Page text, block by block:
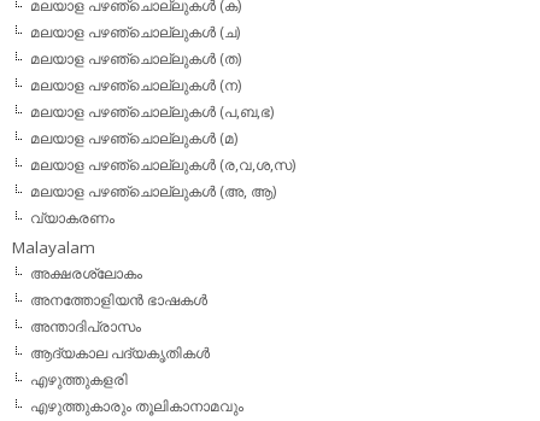
മലയാള പഴഞ്ചൊല്ലുകള്‍ (ക)
മലയാള പഴഞ്ചൊല്ലുകള്‍ (ച)
മലയാള പഴഞ്ചൊല്ലുകള്‍ (ത)
മലയാള പഴഞ്ചൊല്ലുകള്‍ (ന)
മലയാള പഴഞ്ചൊല്ലുകള്‍ (പ,ബ,ഭ)
മലയാള പഴഞ്ചൊല്ലുകള്‍ (മ)
മലയാള പഴഞ്ചൊല്ലുകള്‍ (ര,വ,ശ,സ)
മലയാള പഴഞ്ചൊല്ലുകൾ (അ, ആ)
വ്യാകരണം
Malayalam
അക്ഷരശ്ലോകം
അനത്തോളിയന്‍ ഭാഷകള്‍
അന്താദിപ്രാസം
ആദ്യകാല പദ്യകൃതികള്‍
എഴുത്തുകളരി
എഴുത്തുകാരും തൂലികാനാമവും